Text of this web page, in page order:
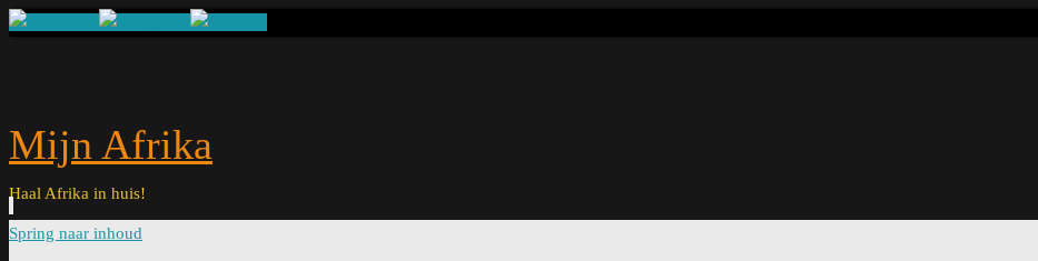
Mijn Afrika
Haal Afrika in huis!
Spring naar inhoud